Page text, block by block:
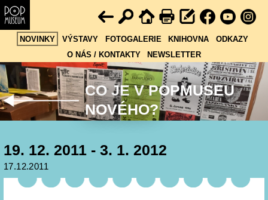
NOVINKY VÝSTAVY FOTOGALERIE KNIHOVNA
ODKAZY
O NÁS / KONTAKTY
NEWSLETTER
CO JE V POPMUSEU
NOVÉHO?
19. 12. 2011 - 3. 1. 2012
17.12.2011